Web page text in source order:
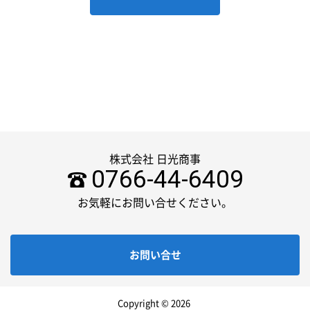
株式会社 日光商事
0766-44-6409
お気軽にお問い合せください。
お問い合せ
Copyright © 2026